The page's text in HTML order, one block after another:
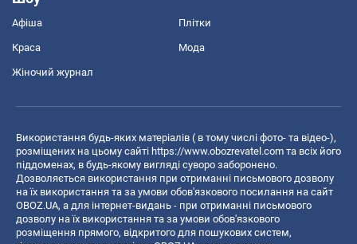
Афіша Плітки
Краса Мода
Жіночий журнал
Використання будь-яких матеріалів ( в тому числі фото- та відео-),
розміщених на цьому сайті https://www.obozrevatel.com та всіх його
піддоменах, в будь-якому вигляді суворо заборонено.
Дозволяється використання при отриманні письмового дозволу
на їх використання та за умови обов'язкового посилання на сайт
OBOZ.UA, а для інтернет-видань - при отриманні письмового
дозволу на їх використання та за умови обов'язкового
розміщення прямого, відкритого для пошукових систем,